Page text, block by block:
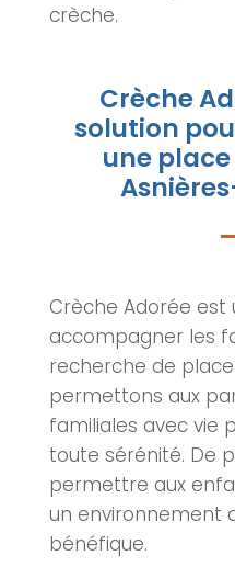
crèche.
Crèche
solution
une
Crèche Adorée est
accompagner les
recherche de
permettons aux
familiales avec vie
toute sérénité. De
permettre aux
un environnement
bénéfique.